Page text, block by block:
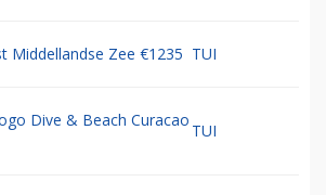
Middellandse Zee €1235 TUI
Dive & Beach Curacao
TUI